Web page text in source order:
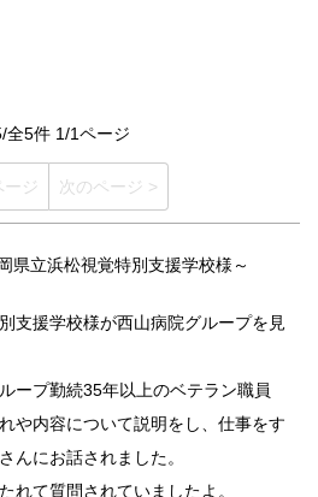
全5件 1/1ページ
ージ 次のページ >
県立浜松視覚特別支援学校様～
支援学校様が西山病院グループを見
ープ勤続35年以上のベテラン職員
や内容について説明をし、仕事をす
んにお話されました。
れて質問されていましたよ。